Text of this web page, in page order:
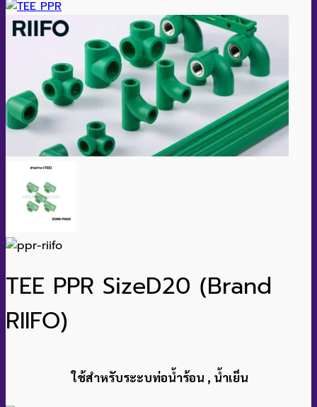
TEE PPR SizeD20 (Brand
RIIFO)
ใช้สำหรับระะบท่อน้ำร้อน , น้ำเย็น